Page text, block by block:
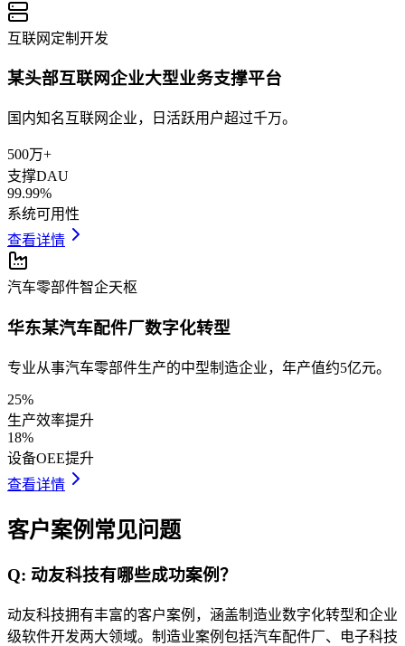
互联网 定制开发
某头部互联网企业大型业务支撑平台
国内知名互联网企业，日活跃用户超过千万。
500万+
支撑DAU
99.99%
系统可用性
查看详情
汽车零部件智企天枢
华东某汽车配件厂数字化转型
专业从事汽车零部件生产的中型制造企业，年产值约5亿元。
25%
生产效率提升
18%
设备OEE提升
查看详情
客户案例常见问题
Q: 动友科技有哪些成功案例？
动友科技拥有丰富的客户案例，涵盖制造业数字化转型和企业
级软件开发两大领域。制造业案例包括汽车配件厂、电子科技